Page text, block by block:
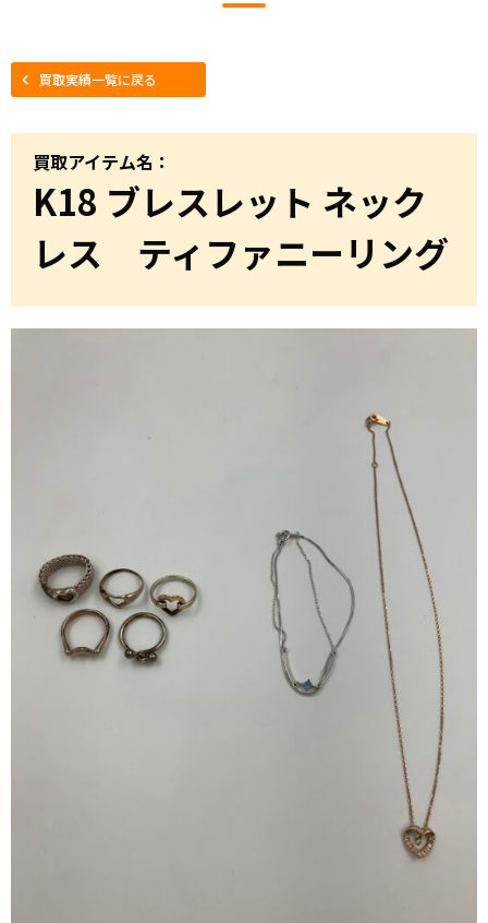
買取実績一覧に戻る
買取アイテム名：
K18 ブレスレット ネック
レス ティファニーリング